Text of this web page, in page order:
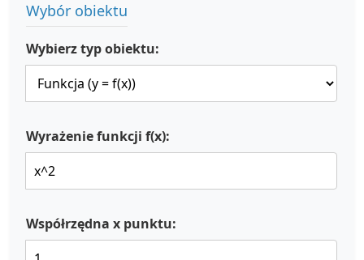
Wybór obiektu
Wybierz typ obiektu:
Wyrażenie funkcji f(x):
Współrzędna x punktu: